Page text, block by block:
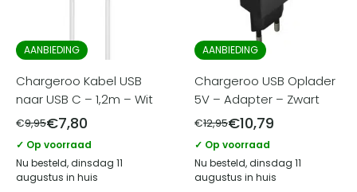
AANBIEDING
Chargeroo Kabel USB
naar USB C – 1,2m – Wit
€9,95€7,80
✓ Op voorraad
Nu besteld, dinsdag 11
augustus in huis
AANBIEDING
Chargeroo USB Oplader
5V – Adapter – Zwart
€12,95€10,79
✓ Op voorraad
Nu besteld, dinsdag 11
augustus in huis